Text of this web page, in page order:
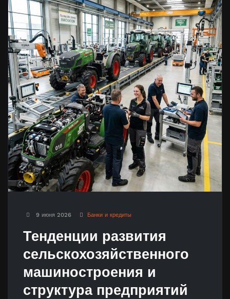
9 июня 2026 Банки и кредиты
Тенденции развития
сельскохозяйственного
машиностроения и
структура предприятий